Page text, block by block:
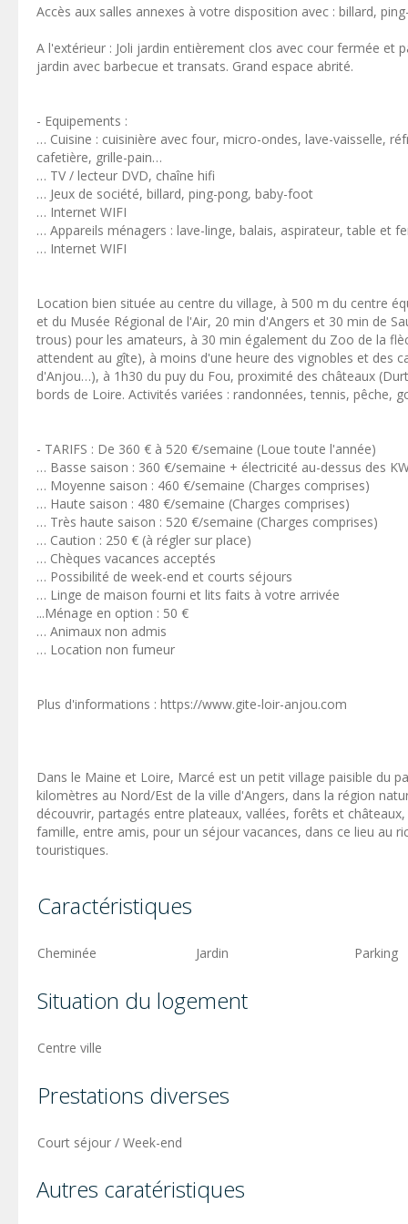
Accès aux salles annexes à votre disposition avec : billard,
A l'extérieur : Joli jardin entièrement clos avec cour fermée et
jardin avec barbecue et transats. Grand espace abrité.
- Equipements :
… Cuisine : cuisinière avec four, micro-ondes, lave-vaisselle,
cafetière, grille-pain…
… TV / lecteur DVD, chaîne hifi
… Jeux de société, billard, ping-pong, baby-foot
… Internet WIFI
… Appareils ménagers : lave-linge, balais, aspirateur, table et
… Internet WIFI
Location bien située au centre du village, à 500 m du centre
et du Musée Régional de l'Air, 20 min d'Angers et 30 min de
trous) pour les amateurs, à 30 min également du Zoo de la
attendent au gîte), à moins d'une heure des vignobles et des
d'Anjou…), à 1h30 du puy du Fou, proximité des châteaux
bords de Loire. Activités variées : randonnées, tennis, pêche,
- TARIFS : De 360 € à 520 €/semaine (Loue toute l'année)
… Basse saison : 360 €/semaine + électricité au-dessus des
… Moyenne saison : 460 €/semaine (Charges comprises)
… Haute saison : 480 €/semaine (Charges comprises)
… Très haute saison : 520 €/semaine (Charges comprises)
… Caution : 250 € (à régler sur place)
… Chèques vacances acceptés
… Possibilité de week-end et courts séjours
… Linge de maison fourni et lits faits à votre arrivée
...Ménage en option : 50 €
… Animaux non admis
… Location non fumeur
Plus d'informations : https://www.gite-loir-anjou.com
Dans le Maine et Loire, Marcé est un petit village paisible du
kilomètres au Nord/Est de la ville d'Angers, dans la région
découvrir, partagés entre plateaux, vallées, forêts et
famille, entre amis, pour un séjour vacances, dans ce lieu au
touristiques.
Caractéristiques
Cheminée Jardin Parking
Situation du logement
Centre ville
Prestations diverses
Court séjour / Week-end
Autres caratéristiques